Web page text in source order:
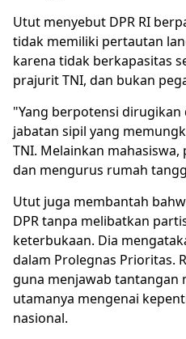
Utut menyebut DPR RI
tidak memiliki pertautan
karena tidak berkapasitas
prajurit TNI, dan bukan
"Yang berpotensi dirugikan
jabatan sipil yang
TNI. Melainkan mahasiswa,
dan mengurus rumah
Utut juga membantah
DPR tanpa melibatkan
keterbukaan. Dia
dalam Prolegnas Prioritas.
guna menjawab tantangan
utamanya mengenai
nasional.